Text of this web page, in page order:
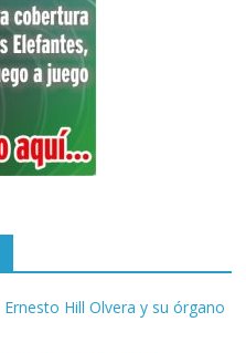
Ernesto Hill Olvera y su órgano